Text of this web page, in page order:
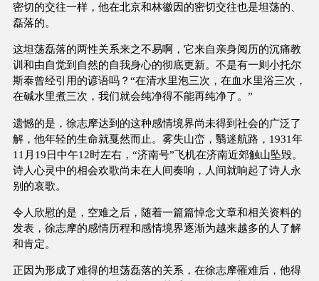
密切的交往一样，他在北京和林徽因的密切交往也是坦荡的、
磊落的。
这坦荡磊落的两性关系来之不易啊，它来自亲身阅历的沉痛教
训和由自觉到自然的自我身心的彻底更新。不是有一则小托尔
斯泰曾经引用的谚语吗？“在清水里泡三次，在血水里浴三次，
在碱水里煮三次，我们就会纯净得不能再纯净了。”
遗憾的是，徐志摩达到的这种感情境界尚未得到社会的广泛了
解，他年轻的生命就戛然而止。雾失山峦，翳迷航路，1931年
11月19日中午12时左右，“济南号”飞机在济南近郊触山坠毁。
诗人心灵中的相会欢歌尚未在人间奏响，人间就响起了诗人永
别的哀歌。
令人欣慰的是，空难之后，随着一篇篇悼念文章和相关资料的
发表，徐志摩的感情历程和感情境界逐渐为越来越多的人了解
和肯定。
正因为形成了难得的坦荡磊落的关系，在徐志摩罹难后，他得